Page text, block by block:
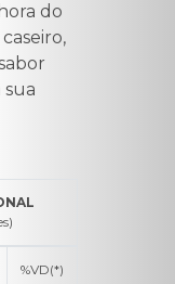
do
%VD(*)